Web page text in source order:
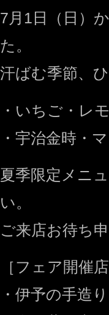
7月1日（日）
た。
汗ばむ季節、
・いちご・レ
・宇治金時・
夏季限定メニ
い。
ご来店お待ち
［フェア開催店
・伊予の手造